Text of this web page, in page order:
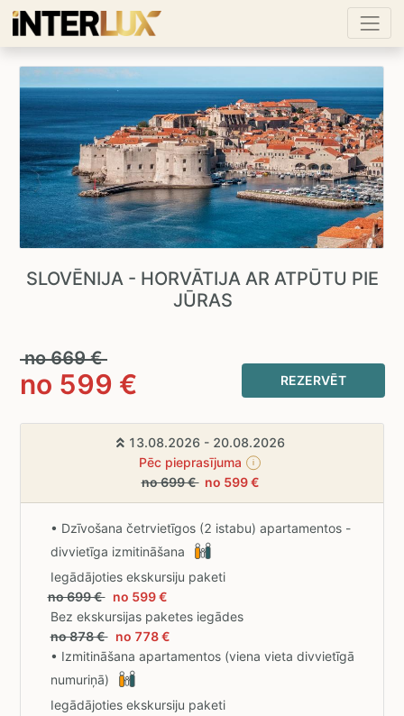
SLOVĒNIJA - HORVĀTIJA AR ATPŪTU PIE
JŪRAS
no669€
no 599 € REZERVĒT
13.08.2026 - 20.08.2026
Pēc pieprasījuma
i
no 699 €no 599 €
• Dzīvošana četrvietīgos (2 istabu) apartamentos -
divvietīga izmitināšana
Iegādājoties ekskursiju paketi
no 699 € no 599 €
Bez ekskursijas paketes iegādes
no 878 € no 778 €
• Izmitināšana apartamentos (viena vieta divvietīgā
numuriņā)
Iegādājoties ekskursiju paketi